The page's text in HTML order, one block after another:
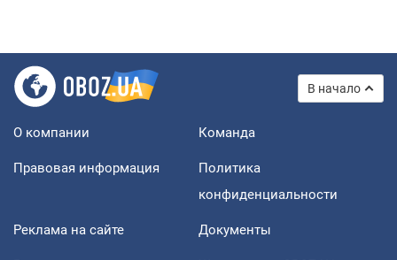
В начало
О компании Команда
Правовая информация
Политика
конфиденциальности
Реклама на сайте Документы